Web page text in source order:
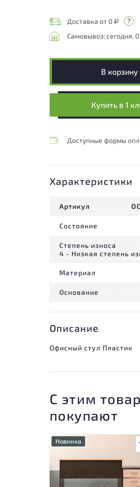
Доставка от 0 Р
Самовывоз: сегодня, 0
В корзину
Купить в 1
Доступные формы
Характеристики
Артикул
Состояние
Степень износа
4 - Низкая степень
Материал
Основание
Описание
Офисный стул Пластик
С этим
покупают
Новинка
незначительные следы
эксплуатации, не влияющие